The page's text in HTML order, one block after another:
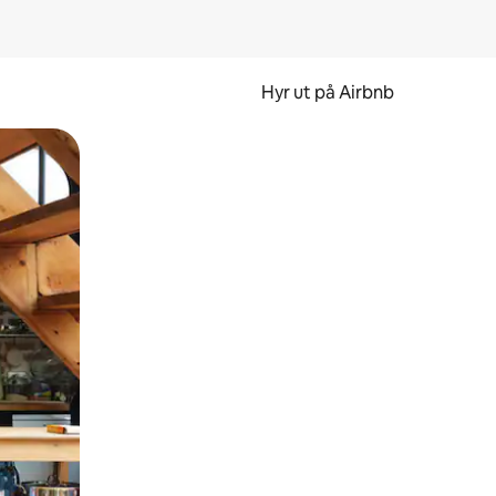
Hyr ut på Airbnb